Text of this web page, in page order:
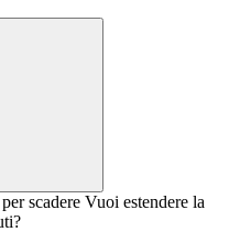
scadere Vuoi estendere la